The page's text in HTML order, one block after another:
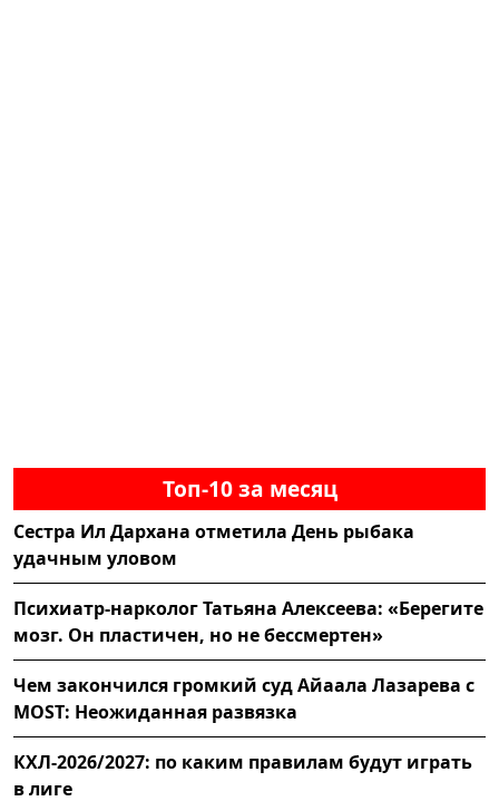
Топ-10 за месяц
Сестра Ил Дархана отметила День рыбака
удачным уловом
Психиатр-нарколог Татьяна Алексеева: «Берегите
мозг. Он пластичен, но не бессмертен»
Чем закончился громкий суд Айаала Лазарева с
MOST: Неожиданная развязка
КХЛ-2026/2027: по каким правилам будут играть
в лиге